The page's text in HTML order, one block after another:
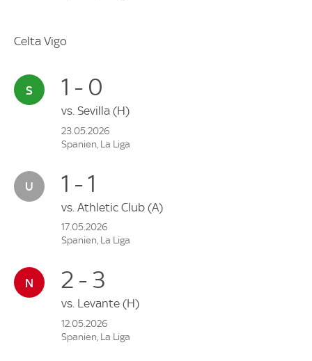
Celta Vigo
1 - 0
vs. Sevilla (H)
23.05.2026
Spanien, La Liga
1 - 1
vs. Athletic Club (A)
17.05.2026
Spanien, La Liga
2 - 3
vs. Levante (H)
12.05.2026
Spanien, La Liga